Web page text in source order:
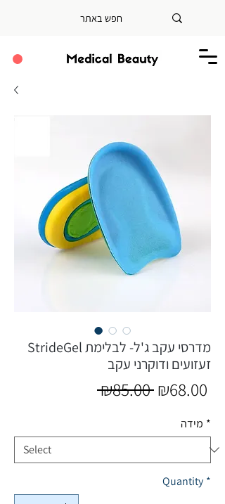
StrideGel מדרסי עקב ג'ל- לבלימת
זעזועים ודוקרני עקב
₪85.00 Regular
₪68.00
מידה *
Quantity *